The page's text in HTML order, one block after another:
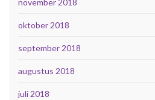
november 2018
oktober 2018
september 2018
augustus 2018
juli 2018